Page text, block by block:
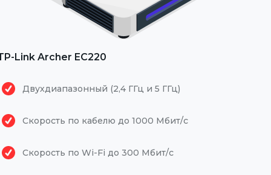
Link Archer EC220
Двухдиапазонный (2,4 ГГц и 5 ГГц)
Скорость по кабелю до 1000 Мбит/с
Скорость по Wi-Fi до 300 Мбит/с